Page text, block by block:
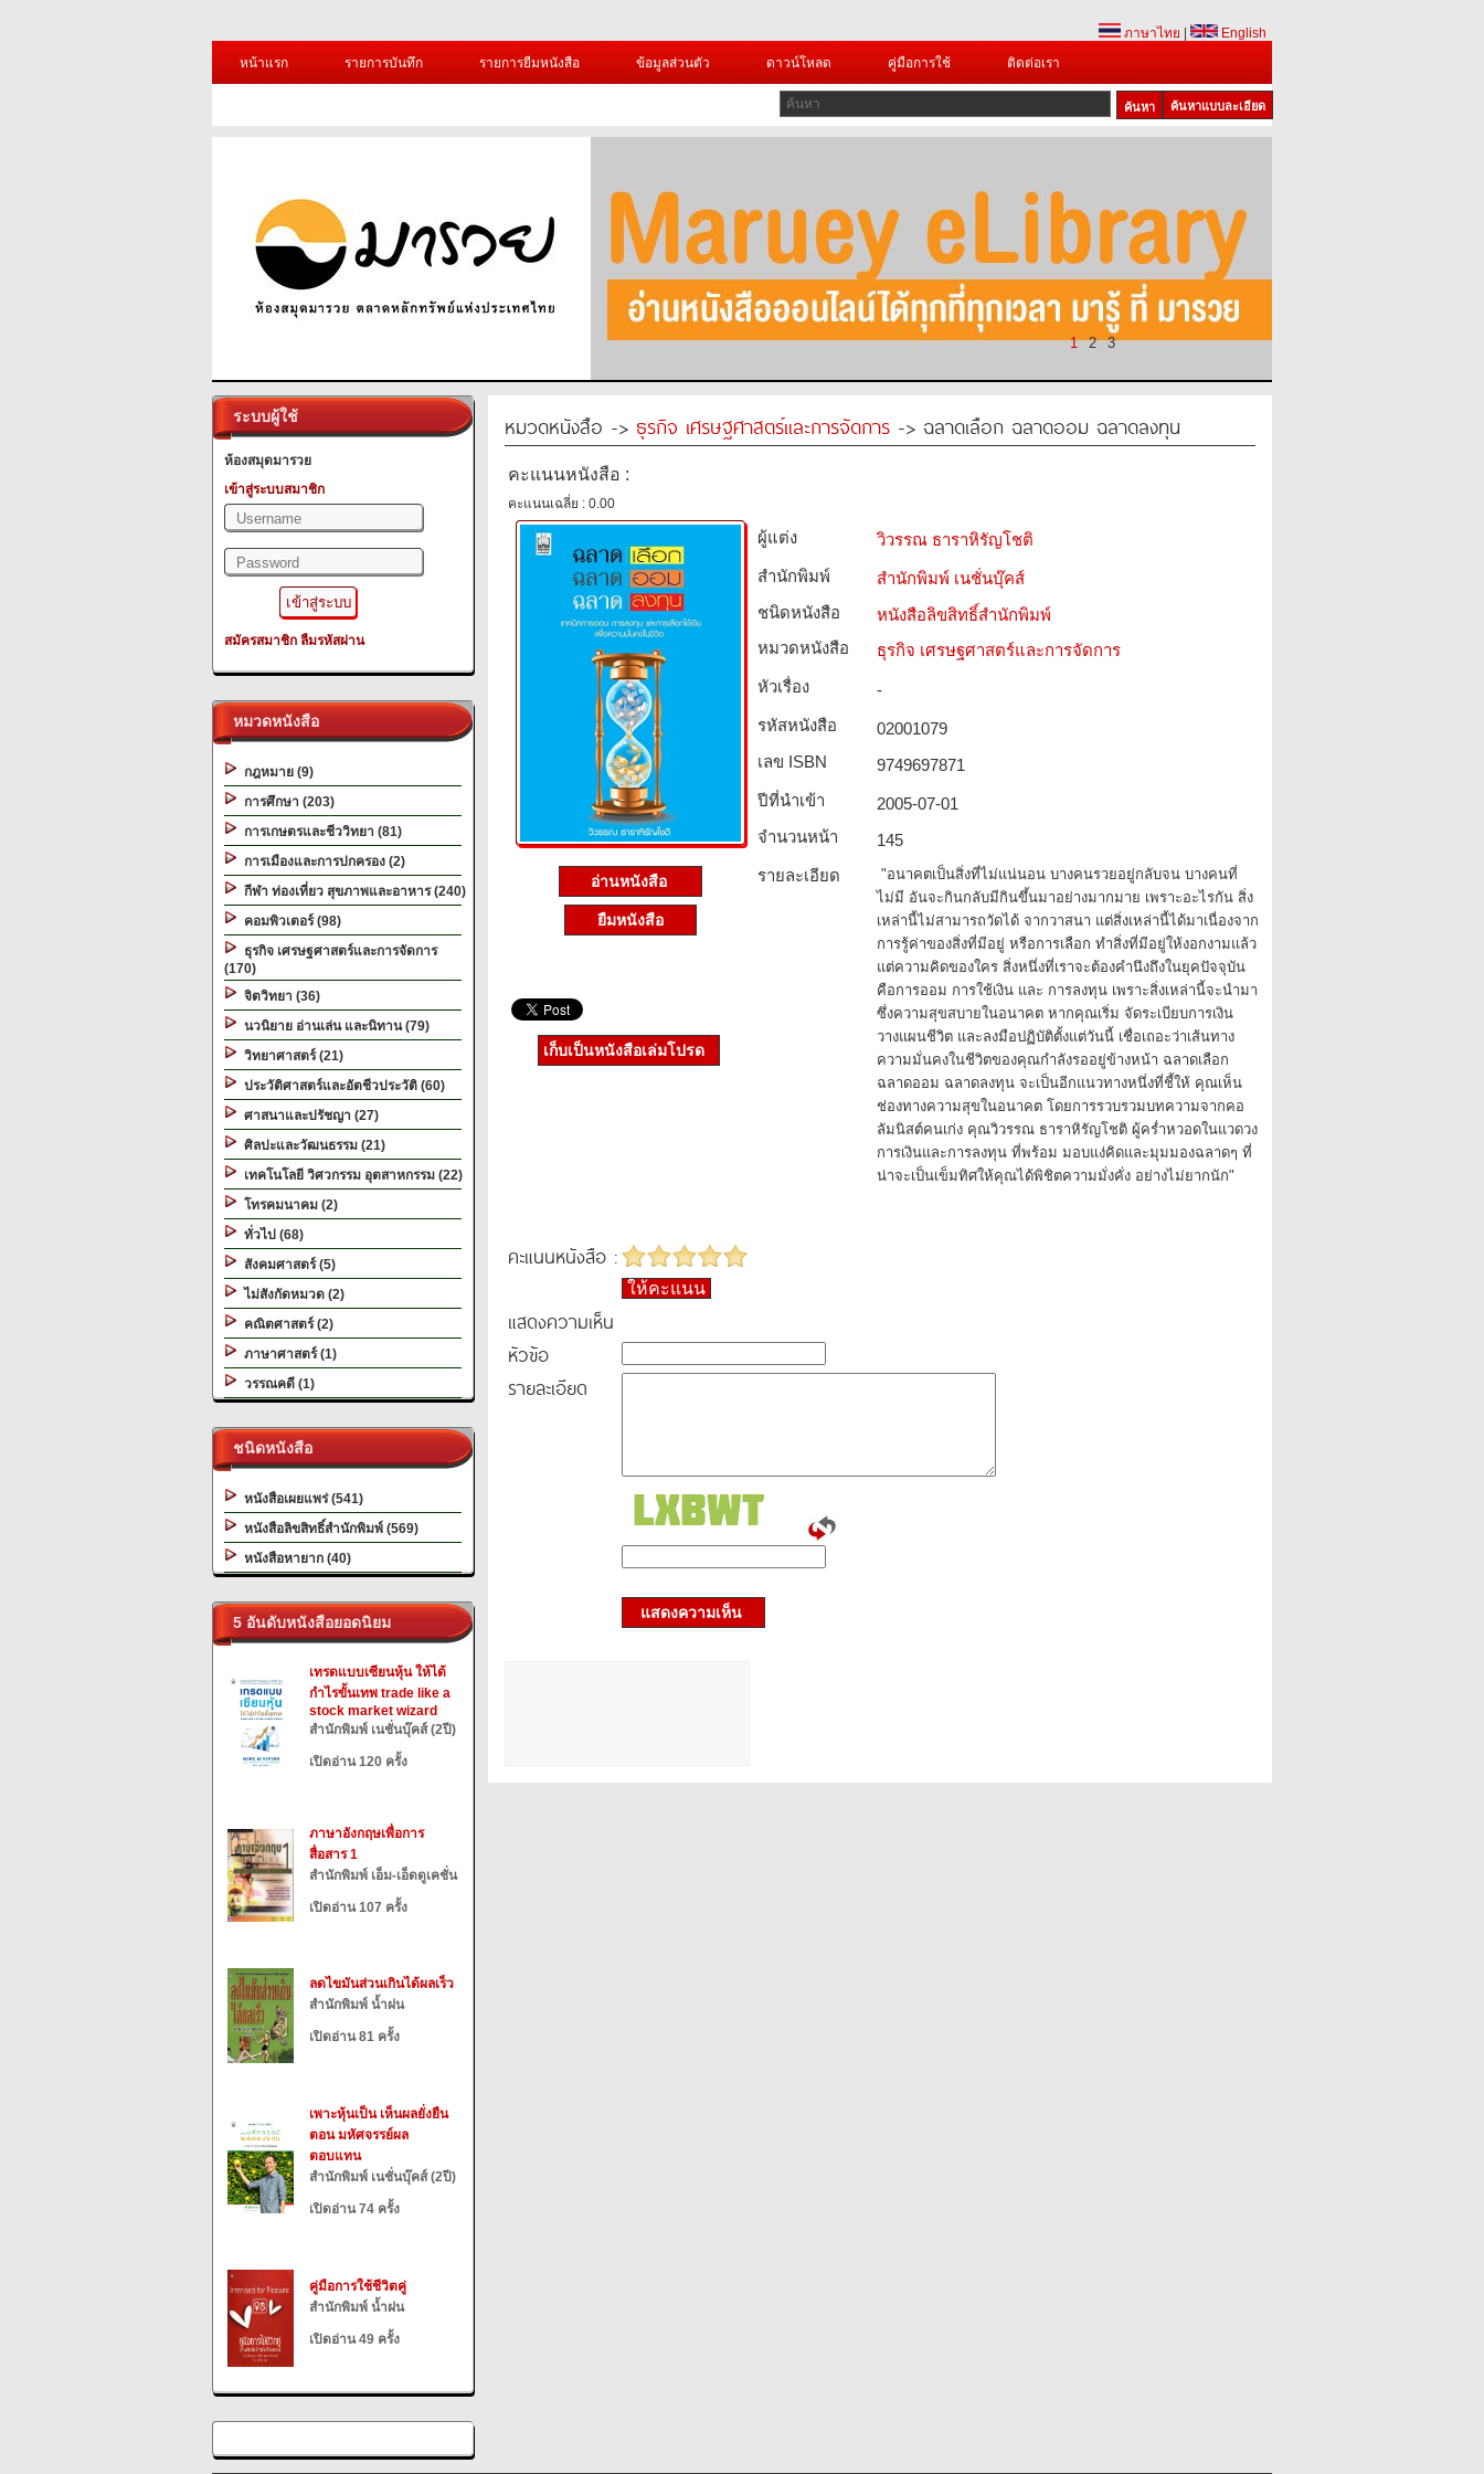
ภาษาไทย
English
หน้าแรก
รายการบันทึก รายการยืมหนังสือ ข้อมูลส่วนตัว ดาวน์โหลด คู่มือการใช้ ติดต่อเรา
ค้นหาแบบละเอียด
1 2 3
ระบบผู้ใช้
ห้องสมุดมารวย
เข้าสู่ระบบสมาชิก
สมัครสมาชิก ลืมรหัสผ่าน
หมวดหนังสือ
กฎหมาย (9)
การศึกษา (203)
การเกษตรและชีววิทยา (81)
การเมืองและการปกครอง (2)
กีฬา ท่องเที่ยว สุขภาพและอาหาร (240)
คอมพิวเตอร์ (98)
ธุรกิจ เศรษฐศาสตร์และการจัดการ
(170)
จิตวิทยา (36)
นวนิยาย อ่านเล่น และนิทาน (79)
วิทยาศาสตร์ (21)
ประวัติศาสตร์และอัตชีวประวัติ (60)
ศาสนาและปรัชญา (27)
ศิลปะและวัฒนธรรม (21)
เทคโนโลยี วิศวกรรม อุตสาหกรรม (22)
โทรคมนาคม (2)
ทั่วไป (68)
สังคมศาสตร์ (5)
ไม่สังกัดหมวด (2)
คณิตศาสตร์ (2)
ภาษาศาสตร์ (1)
วรรณคดี (1)
ชนิดหนังสือ
หนังสือเผยแพร่ (541)
หนังสือลิขสิทธิ์สำนักพิมพ์ (569)
หนังสือหายาก (40)
5 อันดับหนังสือยอดนิยม
เทรดแบบเซียนหุ้น ให้ได้
กำไรขั้นเทพ trade like a
stock market wizard
สำนักพิมพ์ เนชั่นบุ๊คส์ (2ปี)
เปิดอ่าน 120 ครั้ง
ภาษาอังกฤษเพื่อการ
สื่อสาร 1
สำนักพิมพ์ เอ็ม-เอ็ดดูเคชั่น
เปิดอ่าน 107 ครั้ง
ลดไขมันส่วนเกินได้ผลเร็ว
สำนักพิมพ์ น้ำฝน
เปิดอ่าน 81 ครั้ง
เพาะหุ้นเป็น เห็นผลยั่งยืน
ตอน มหัศจรรย์ผล
ตอบแทน
สำนักพิมพ์ เนชั่นบุ๊คส์ (2ปี)
เปิดอ่าน 74 ครั้ง
คู่มือการใช้ชีวิตคู่
สำนักพิมพ์ น้ำฝน
เปิดอ่าน 49 ครั้ง
หมวดหนังสือ -> ธุรกิจ เศรษฐศาสตร์และการจัดการ -> ฉลาดเลือก ฉลาดออม ฉลาดลงทุน
คะแนนหนังสือ :
คะแนนเฉลี่ย : 0.00
อ่านหนังสือ
ยืมหนังสือ
ผู้แต่ง
วิวรรณ ธาราหิรัญโชติ
สำนักพิมพ์
สำนักพิมพ์ เนชั่นบุ๊คส์
ชนิดหนังสือ­
หนังสือลิขสิทธิ์สำนักพิมพ์
หมวดหนังสือ­
ธุรกิจ เศรษฐศาสตร์และการจัดการ
หัวเรื่อง
-
รหัสหนังสือ­
02001079
เลข ISBN
9749697871
ปีที่นำเข้า
2005-07-01
จำนวนหน้า
145
รายละเอียด
"อนาคตเป็นสิ่งที่ไม่แน่นอน บางคนรวยอยู่กลับจน บางคนที่
ไม่มี อันจะกินกลับมีกินขึ้นมาอย่างมากมาย เพราะอะไรกัน สิ่ง
เหล่านี้ไม่สามารถวัดได้ จากวาสนา แต่สิ่งเหล่านี้ได้มาเนื่องจาก
การรู้ค่าของสิ่งที่มีอยู่ หรือการเลือก ทำสิ่งที่มีอยู่ให้งอกงามแล้ว
แต่ความคิดของใคร สิ่งหนึ่งที่เราจะต้องคำนึงถึงในยุคปัจจุบัน
คือการออม การใช้เงิน และ การลงทุน เพราะสิ่งเหล่านี้จะนำมา
ซึ่งความสุขสบายในอนาคต หากคุณเริ่ม จัดระเบียบการเงิน
วางแผนชีวิต และลงมือปฏิบัติตั้งแต่วันนี้ เชื่อเถอะว่าเส้นทาง
ความมั่นคงในชีวิตของคุณกำลังรออยู่ข้างหน้า ฉลาดเลือก
ฉลาดออม ฉลาดลงทุน จะเป็นอีกแนวทางหนึ่งที่ชี้ให้ คุณเห็น
ช่องทางความสุขในอนาคต โดยการรวบรวมบทความจากคอ
ลัมนิสต์คนเก่ง คุณวิวรรณ ธาราหิรัญโชติ ผู้คร่ำหวอดในแวดวง
การเงินและการลงทุน ที่พร้อม มอบแง่คิดและมุมมองฉลาดๆ ที่
น่าจะเป็นเข็มทิศให้คุณได้พิชิตความมั่งคั่ง อย่างไม่ยากนัก"
เก็บเป็นหนังสือเล่มโปรด
คะแนนหนังสือ :
ให้คะแนน
แสดงความเห็น
หัวข้อ
รายละเอียด
แสดงความเห็น